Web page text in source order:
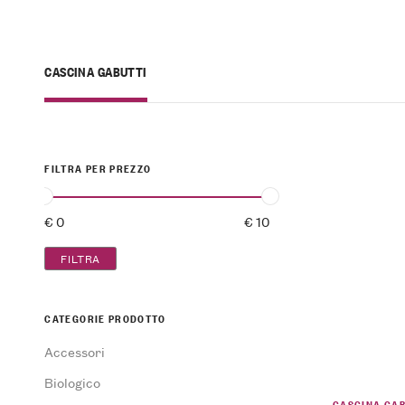
CASCINA GABUTTI
FILTRA PER PREZZO
FILTRA
CATEGORIE PRODOTTO
Accessori
Biologico